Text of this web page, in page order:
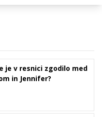
je v resnici zgodilo med
in Jennifer?